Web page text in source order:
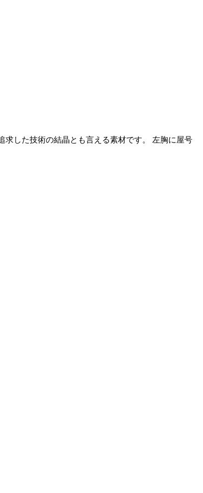
した技術の結晶とも言える素材です。 左胸に屋号